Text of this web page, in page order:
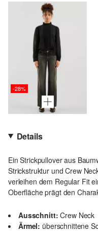
-28%
Details
Ein Strickpullover aus
Strickstruktur und Crew
verleihen dem Regular Fit
Oberfläche prägt den
Ausschnitt: Crew Neck
Ärmel: überschnittene